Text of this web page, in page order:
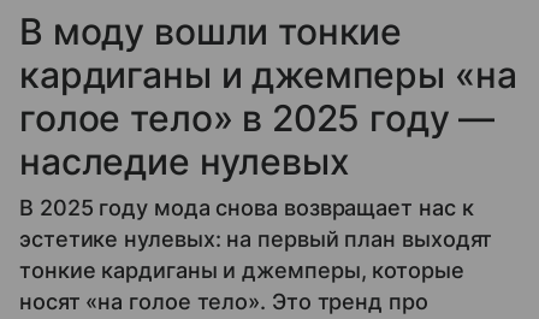
В моду вошли тонкие
кардиганы и джемперы «на
голое тело» в 2025 году —
наследие нулевых
В 2025 году мода снова возвращает нас к
эстетике нулевых: на первый план выходят
тонкие кардиганы и джемперы, которые
носят «на голое тело». Это тренд про